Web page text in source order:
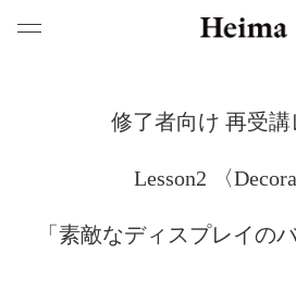
修了者向け 再受講
Lesson2 〈
「素敵なディスプレイの